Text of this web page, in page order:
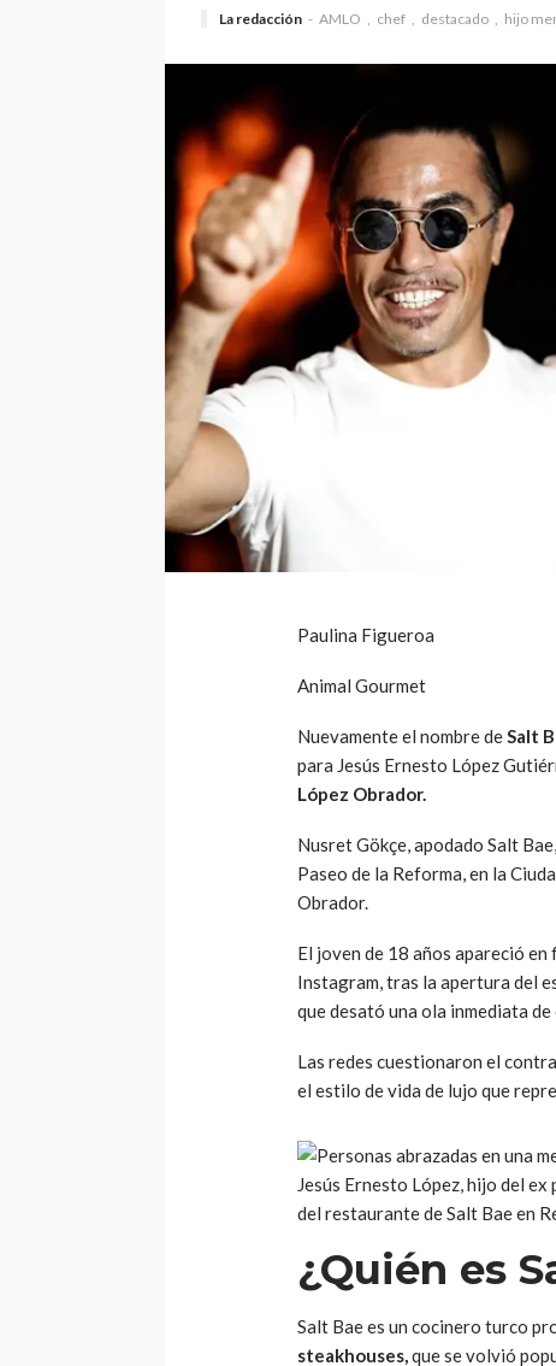
La redacción AMLO chef destacado hijo
Paulina Figueroa
Animal Gourmet
Nuevamente el nombre deSalt
para Jesús Ernesto López
López Obrador.
Nusret Gökçe, apodado Salt
Paseo de la Reforma, en la
Obrador.
El joven de 18 años apareció
Instagram, tras la apertura del
que desató una ola inmediata
Las redes cuestionaron el
el estilo de vida de lujo que
Jesús Ernesto López, hijo del
del restaurante de Salt Bae en
¿Quién es
Salt Bae es un cocinero turco
steakhouses,que se volvió